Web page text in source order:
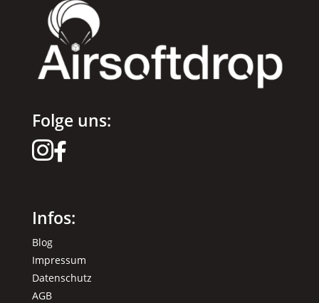
Folge uns:

Infos:
Blog
Impressum
Datenschutz
AGB